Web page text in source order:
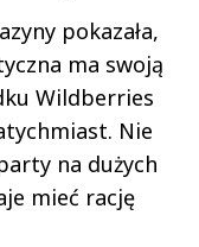
pokazała,
ma swoją
Wildberries
Nie
na dużych
mieć rację